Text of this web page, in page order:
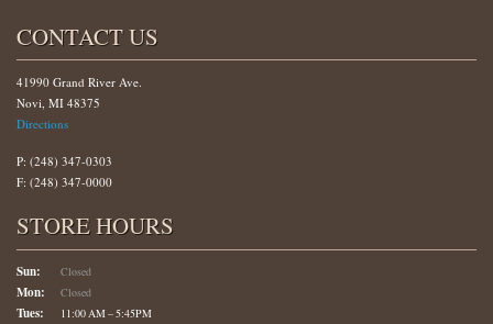
CONTACT US
41990 Grand River Ave.
Novi, MI 48375
Directions
P: (248) 347-0303
F: (248) 347-0000
STORE HOURS
Sun: Closed
Mon: Closed
Tues: 11:00 AM – 5:45PM